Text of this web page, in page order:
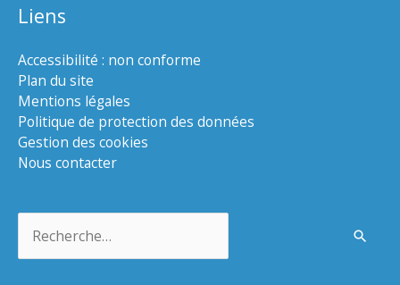
Liens
Accessibilité : non conforme
Plan du site
Mentions légales
Politique de protection des données
Gestion des cookies
Nous contacter